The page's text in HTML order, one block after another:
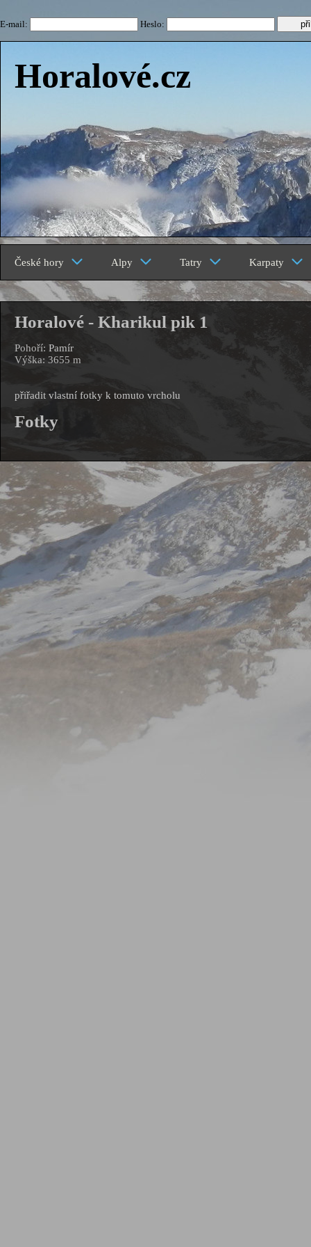
E-mail: Heslo:
Horalové.cz
České hory Alpy Tatry Karpaty
Horalové - Kharikul pik 1
Pohoří: Pamír
Výška: 3655 m
přiřadit vlastní fotky k tomuto vrcholu
Fotky